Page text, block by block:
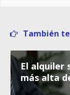
También
El alquiler
más alta